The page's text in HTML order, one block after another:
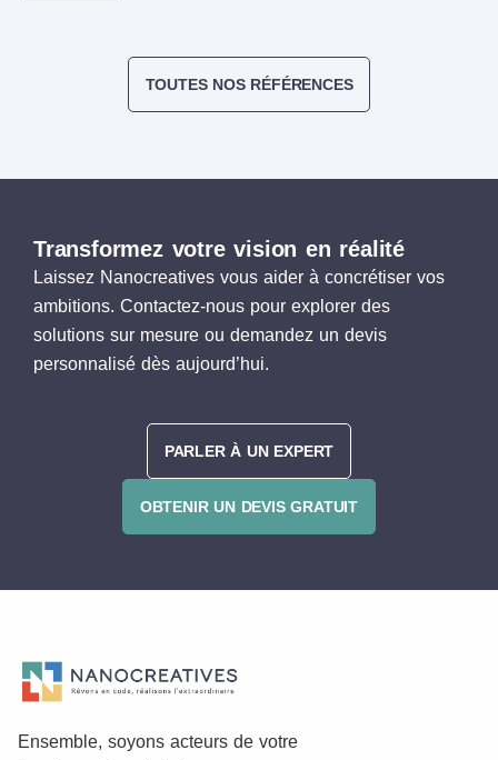
TOUTES NOS RÉFÉRENCES
Transformez votre vision en réalité
Laissez Nanocreatives vous aider à concrétiser vos
ambitions. Contactez-nous pour explorer des
solutions sur mesure ou demandez un devis
personnalisé dès aujourd’hui.
PARLER À UN EXPERT
OBTENIR UN DEVIS GRATUIT
Ensemble, soyons acteurs de votre